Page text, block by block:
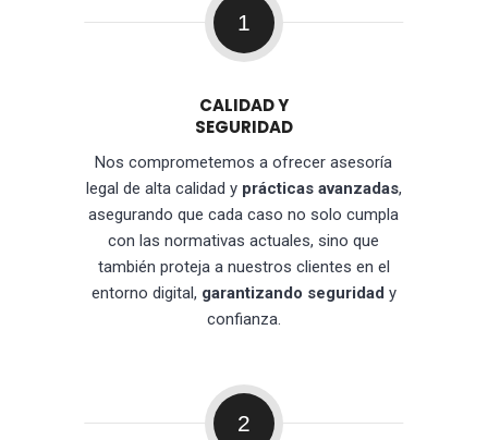
1
CALIDAD Y
SEGURIDAD
Nos comprometemos a ofrecer asesoría
legal de alta calidad y prácticas avanzadas,
asegurando que cada caso no solo cumpla
con las normativas actuales, sino que
también proteja a nuestros clientes en el
entorno digital, garantizando seguridad y
confianza.
2